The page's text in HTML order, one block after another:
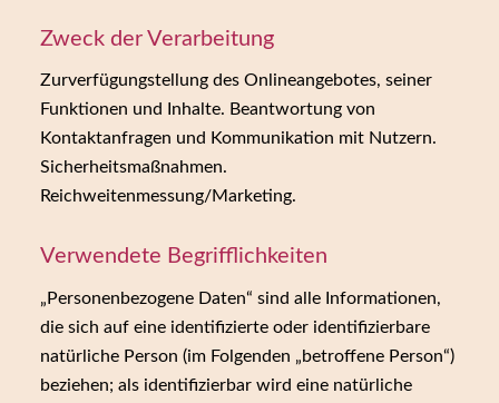
Zweck der Verarbeitung
Zurverfügungstellung des Onlineangebotes, seiner
Funktionen und Inhalte. Beantwortung von
Kontaktanfragen und Kommunikation mit Nutzern.
Sicherheitsmaßnahmen.
Reichweitenmessung/Marketing.
Verwendete Begrifflichkeiten
„Personenbezogene Daten“ sind alle Informationen,
die sich auf eine identifizierte oder identifizierbare
natürliche Person (im Folgenden „betroffene Person“)
beziehen; als identifizierbar wird eine natürliche